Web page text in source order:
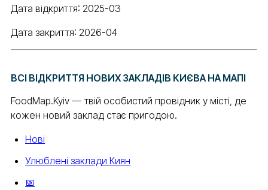
Дата відкриття: 2025-03
Дата закриття: 2026-04
ВСІ ВІДКРИТТЯ НОВИХ ЗАКЛАДІВ КИЄВА НА МАПІ
FoodMap.Kyiv — твій особистий провідник у місті, де
кожен новий заклад стає пригодою.
Нові
Улюблені заклади Киян
📅